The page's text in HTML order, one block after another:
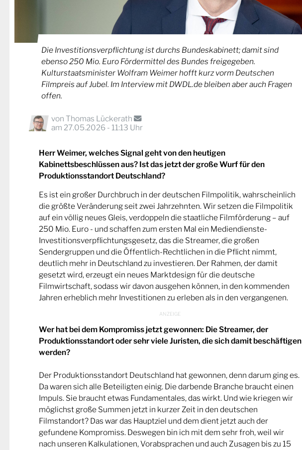
Die Investitionsverpflichtung ist durchs Bundeskabinett; damit sind
ebenso 250 Mio. Euro Fördermittel des Bundes freigegeben.
Kulturstaatsminister Wolfram Weimer hofft kurz vorm Deutschen
Filmpreis auf Jubel. Im Interview mit DWDL.de bleiben aber auch Fragen
offen.
von Thomas Lückerath
am 27.05.2026 - 11:13 Uhr
Herr Weimer, welches Signal geht von den heutigen
Kabinettsbeschlüssen aus? Ist das jetzt der große Wurf für den
Produktionsstandort Deutschland?
Es ist ein großer Durchbruch in der deutschen Filmpolitik, wahrscheinlich
die größte Veränderung seit zwei Jahrzehnten. Wir setzen die Filmpolitik
auf ein völlig neues Gleis, verdoppeln die staatliche Filmförderung – auf
250 Mio. Euro - und schaffen zum ersten Mal ein Mediendienste-
Investitionsverpflichtungsgesetz, das die Streamer, die großen
Sendergruppen und die Öffentlich-Rechtlichen in die Pflicht nimmt,
deutlich mehr in Deutschland zu investieren. Der Rahmen, der damit
gesetzt wird, erzeugt ein neues Marktdesign für die deutsche
Filmwirtschaft, sodass wir davon ausgehen können, in den kommenden
Jahren erheblich mehr Investitionen zu erleben als in den vergangenen.
Wer hat bei dem Kompromiss jetzt gewonnen: Die Streamer, der
Produktionsstandort oder sehr viele Juristen, die sich damit beschäftigen
werden?
Der Produktionsstandort Deutschland hat gewonnen, denn darum ging es.
Da waren sich alle Beteiligten einig. Die darbende Branche braucht einen
Impuls. Sie braucht etwas Fundamentales, das wirkt. Und wie kriegen wir
möglichst große Summen jetzt in kurzer Zeit in den deutschen
Filmstandort? Das war das Hauptziel und dem dient jetzt auch der
gefundene Kompromiss. Deswegen bin ich mit dem sehr froh, weil wir
nach unseren Kalkulationen, Vorabsprachen und auch Zusagen bis zu 15